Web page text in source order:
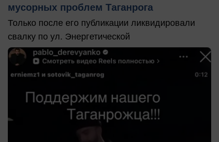
мусорных проблем Таганрога
Только после его публикации ликвидировали
свалку по ул. Энергетической